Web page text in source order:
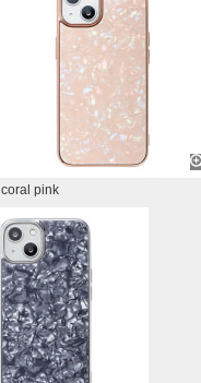
coral pink